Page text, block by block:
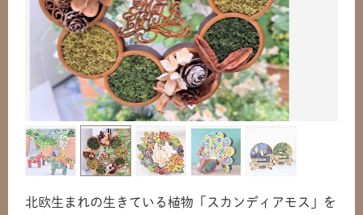
北欧生まれの生きている植物「スカンディアモス」を